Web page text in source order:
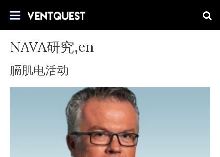
NAVA研究,en
膈肌电活动